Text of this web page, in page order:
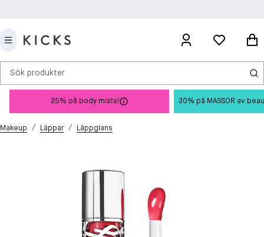
Sök produkter
25% på body mists! 30% på MASSOR av
Makeup / Läppar / Läppglans